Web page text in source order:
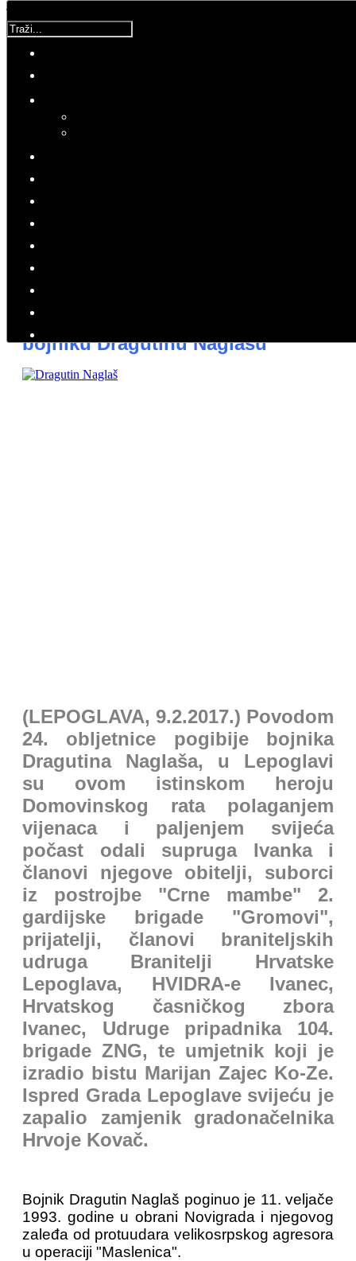
Traži...
Molimo ocijenite
UCM
Odana počast istinskom heroju,
bojniku Dragutinu Naglašu
(LEPOGLAVA, 9.2.2017.) Povodom
24. obljetnice pogibije bojnika
Dragutina Naglaša, u Lepoglavi
su ovom istinskom heroju
Domovinskog rata polaganjem
vijenaca i paljenjem svijeća
počast odali supruga Ivanka i
članovi njegove obitelji, suborci
iz postrojbe "Crne mambe" 2.
gardijske brigade "Gromovi",
prijatelji, članovi braniteljskih
udruga Branitelji Hrvatske
Lepoglava, HVIDRA-e Ivanec,
Hrvatskog časničkog zbora
Ivanec, Udruge pripadnika 104.
brigade ZNG, te umjetnik koji je
izradio bistu Marijan Zajec Ko-Ze.
Ispred Grada Lepoglave svijeću je
zapalio zamjenik gradonačelnika
Hrvoje Kovač.
Bojnik Dragutin Naglaš poginuo je 11. veljače
1993. godine u obrani Novigrada i njegovog
zaleđa od protuudara velikosrpskog agresora
u operaciji "Maslenica".